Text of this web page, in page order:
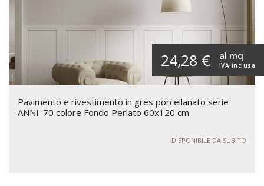
24,28 € IVA inclusa
al mq
Pavimento e rivestimento in gres porcellanato serie
ANNI '70 colore Fondo Perlato 60x120 cm
DISPONIBILE DA SUBITO